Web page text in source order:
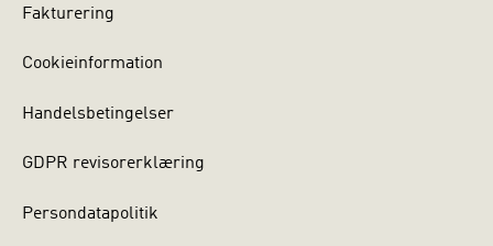
Fakturering
Cookieinformation
Handelsbetingelser
GDPR revisorerklæring
Persondatapolitik